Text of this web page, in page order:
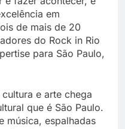
em
de mais de 20
do Rock in Rio
para São Paulo,
e arte chega
que é São Paulo.
música, espalhadas